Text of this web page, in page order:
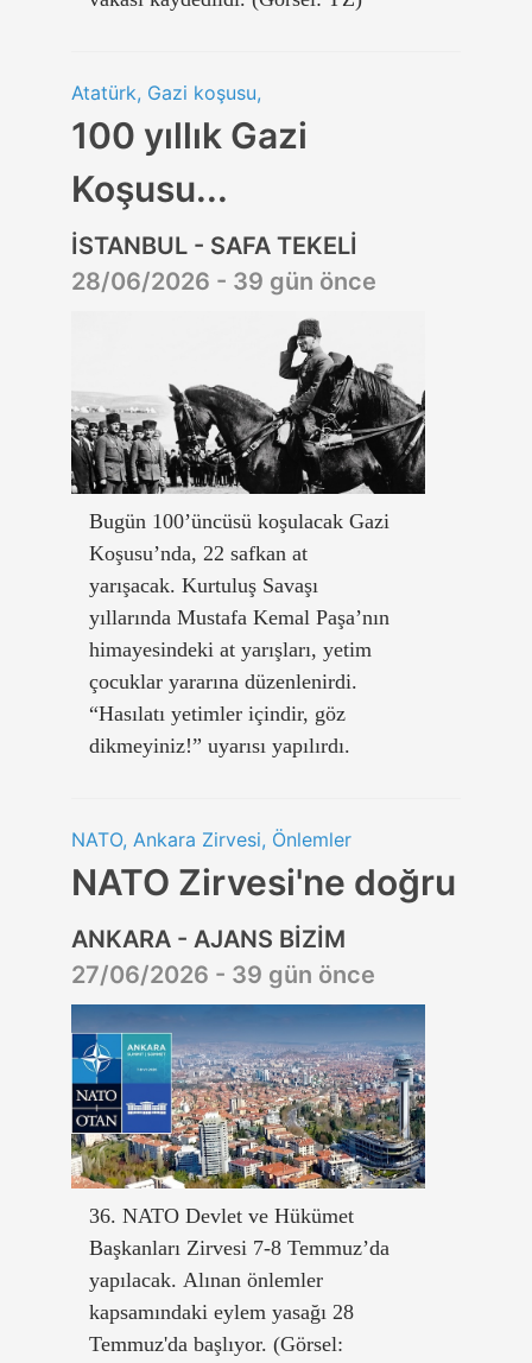
Atatürk, Gazi koşusu,
100 yıllık Gazi
Koşusu...
İSTANBUL - SAFA TEKELİ
28/06/2026 - 39 gün önce
Bugün 100’üncüsü koşulacak Gazi
Koşusu’nda, 22 safkan at
yarışacak. Kurtuluş Savaşı
yıllarında Mustafa Kemal Paşa’nın
himayesindeki at yarışları, yetim
çocuklar yararına düzenlenirdi.
“Hasılatı yetimler içindir, göz
dikmeyiniz!” uyarısı yapılırdı.
NATO, Ankara Zirvesi, Önlemler
NATO Zirvesi'ne doğru
ANKARA - AJANS BİZİM
27/06/2026 - 39 gün önce
36. NATO Devlet ve Hükümet
Başkanları Zirvesi 7-8 Temmuz’da
yapılacak. Alınan önlemler
kapsamındaki eylem yasağı 28
Temmuz'da başlıyor. (Görsel: